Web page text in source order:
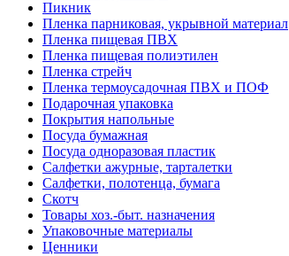
Пикник
Пленка парниковая, укрывной материал
Пленка пищевая ПВХ
Пленка пищевая полиэтилен
Пленка стрейч
Пленка термоусадочная ПВХ и ПОФ
Подарочная упаковка
Покрытия напольные
Посуда бумажная
Посуда одноразовая пластик
Салфетки ажурные, тарталетки
Салфетки, полотенца, бумага
Скотч
Товары хоз.-быт. назначения
Упаковочные материалы
Ценники